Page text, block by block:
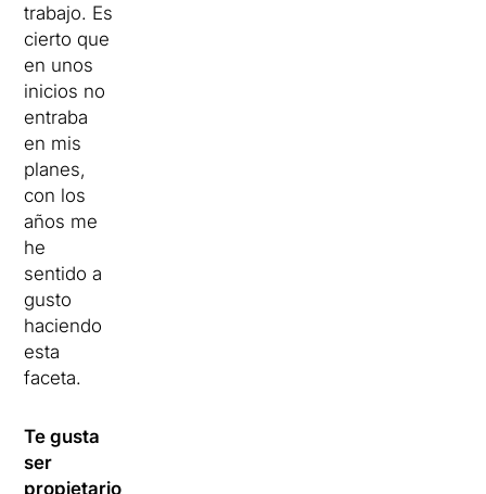
trabajo. Es
cierto que
en unos
inicios no
entraba
en mis
planes,
con los
años me
he
sentido a
gusto
haciendo
esta
faceta.
Te gusta
ser
propietario